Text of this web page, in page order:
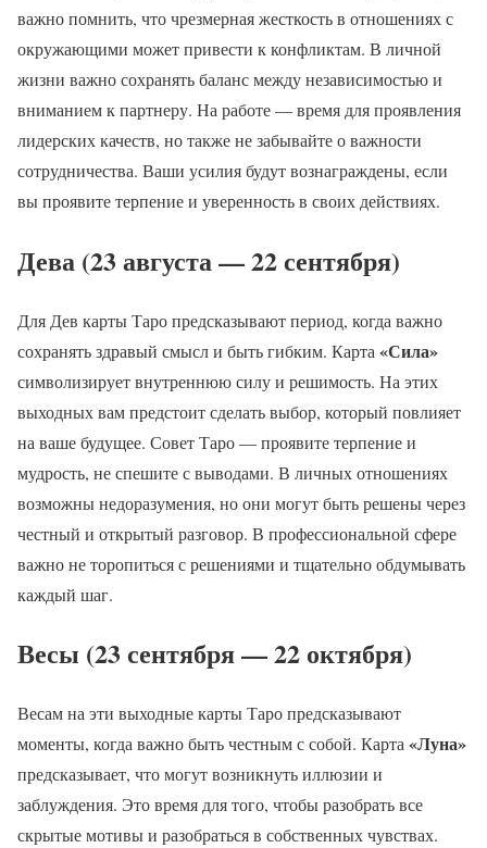
важно помнить, что чрезмерная жесткость в отношениях с
окружающими может привести к конфликтам. В личной
жизни важно сохранять баланс между независимостью и
вниманием к партнеру. На работе — время для проявления
лидерских качеств, но также не забывайте о важности
сотрудничества. Ваши усилия будут вознаграждены, если
вы проявите терпение и уверенность в своих действиях.
Дева (23 августа — 22 сентября)
Для Дев карты Таро предсказывают период, когда важно
сохранять здравый смысл и быть гибким. Карта «Сила»
символизирует внутреннюю силу и решимость. На этих
выходных вам предстоит сделать выбор, который повлияет
на ваше будущее. Совет Таро — проявите терпение и
мудрость, не спешите с выводами. В личных отношениях
возможны недоразумения, но они могут быть решены через
честный и открытый разговор. В профессиональной сфере
важно не торопиться с решениями и тщательно обдумывать
каждый шаг.
Весы (23 сентября — 22 октября)
Весам на эти выходные карты Таро предсказывают
моменты, когда важно быть честным с собой. Карта«Луна»
предсказывает, что могут возникнуть иллюзии и
заблуждения. Это время для того, чтобы разобрать все
скрытые мотивы и разобраться в собственных чувствах.